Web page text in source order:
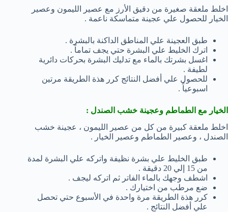
اخلط ملعقة صغيرة من دقيق الأرز مع عصير الليمون وعصير
الخيار للحصول علي عجينة متماسكة ناعمة .
طبق العجينة علي المناطق الداكنة بالبشرة .
اترك الخليط علي البشرة حتي يجف تماماً .
اغسل بشرتك بالماء مع تدليك البشرة بحركات دائرية
لطيفة .
للحصول علي أفضل النتائج كرر هذة الطريقة مرتين
اسبوعياً .
الخيار مع الطماطم وعجينة خشب الصندل :
اخلط ملعقة كبيرة من كل من عصير الليمون ، عجينة خشب
الصندل ، وعصير الطماطم وعصير الخيار .
طبق الخليط علي بشرة نظيفة واتركه علي البشرة لمدة
من 15 إلي 20 دقيقة .
اشطف وجهك بالماء الفاتر ثم اتركه ليجف .
ضع مرطب من اختيارك .
كرر هذة الطريقة مرة واحدة في الأسبوع حتي تحصل
علي أفضل النتائج .